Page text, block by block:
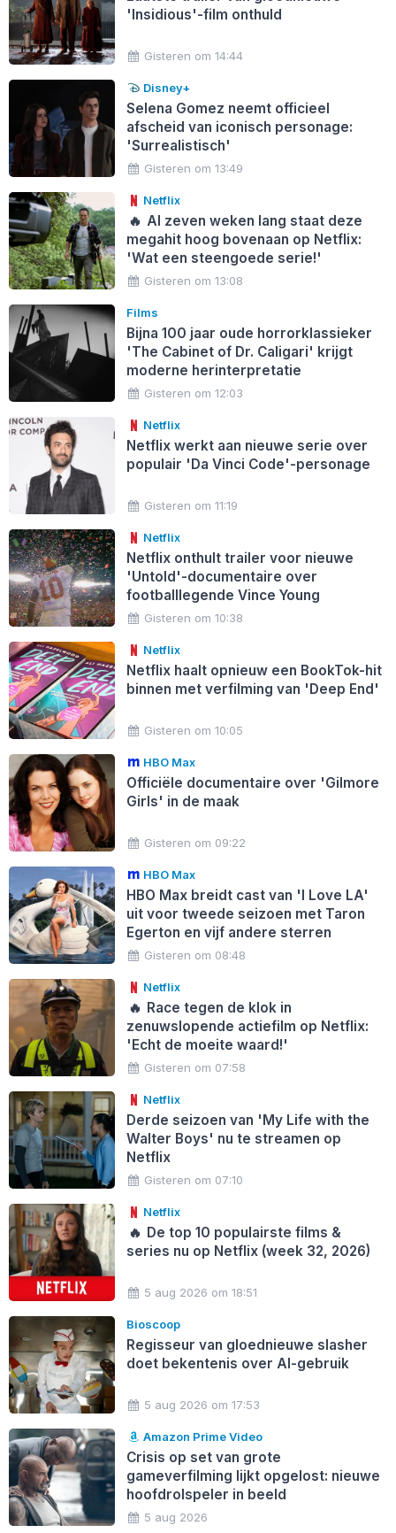
'Insidious'-film onthuld
Gisteren om 14:44
Disney+
Selena Gomez neemt officieel
afscheid van iconisch personage:
'Surrealistisch'
Gisteren om 13:49
Netflix
🔥 Al zeven weken lang staat deze
megahit hoog bovenaan op Netflix:
'Wat een steengoede serie!'
Gisteren om 13:08
Films
Bijna 100 jaar oude horrorklassieker
'The Cabinet of Dr. Caligari' krijgt
moderne herinterpretatie
Gisteren om 12:03
Netflix
Netflix werkt aan nieuwe serie over
populair 'Da Vinci Code'-personage
Gisteren om 11:19
Netflix
Netflix onthult trailer voor nieuwe
'Untold'-documentaire over
footballlegende Vince Young
Gisteren om 10:38
Netflix
Netflix haalt opnieuw een BookTok-hit
binnen met verfilming van 'Deep End'
Gisteren om 10:05
HBO Max
Officiële documentaire over 'Gilmore
Girls' in de maak
Gisteren om 09:22
HBO Max
HBO Max breidt cast van 'I Love LA'
uit voor tweede seizoen met Taron
Egerton en vijf andere sterren
Gisteren om 08:48
Netflix
🔥 Race tegen de klok in
zenuwslopende actiefilm op Netflix:
'Echt de moeite waard!'
Gisteren om 07:58
Netflix
Derde seizoen van 'My Life with the
Walter Boys' nu te streamen op
Netflix
Gisteren om 07:10
Netflix
🔥 De top 10 populairste films &
series nu op Netflix (week 32, 2026)
5 aug 2026 om 18:51
Bioscoop
Regisseur van gloednieuwe slasher
doet bekentenis over AI-gebruik
5 aug 2026 om 17:53
Amazon Prime Video
Crisis op set van grote
gameverfilming lijkt opgelost: nieuwe
hoofdrolspeler in beeld
5 aug 2026